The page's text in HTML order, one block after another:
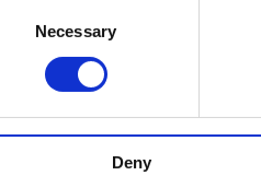
Necessary
Deny